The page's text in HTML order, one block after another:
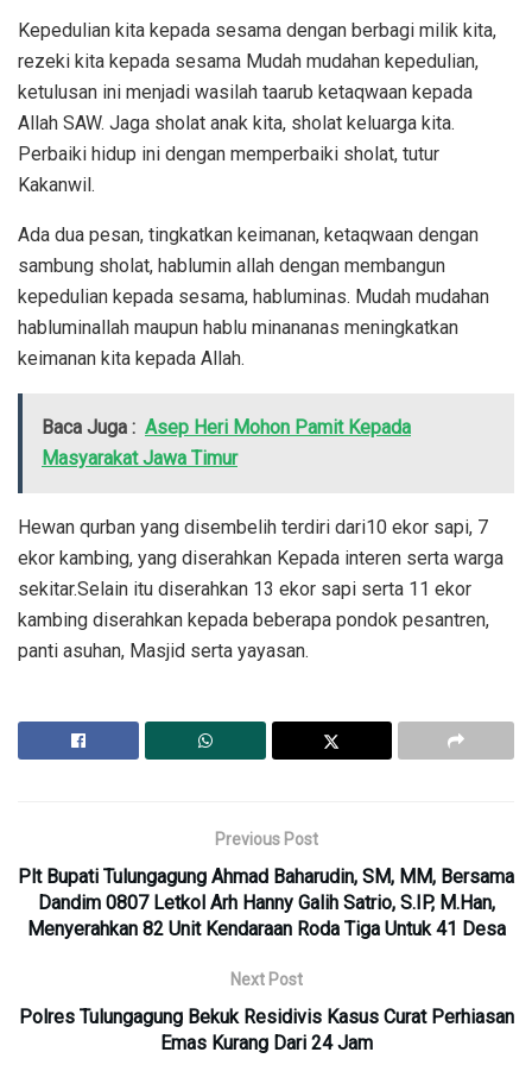
Kepedulian kita kepada sesama dengan berbagi milik kita,
rezeki kita kepada sesama Mudah mudahan kepedulian,
ketulusan ini menjadi wasilah taarub ketaqwaan kepada
Allah SAW. Jaga sholat anak kita, sholat keluarga kita.
Perbaiki hidup ini dengan memperbaiki sholat, tutur
Kakanwil.
Ada dua pesan, tingkatkan keimanan, ketaqwaan dengan
sambung sholat, hablumin allah dengan membangun
kepedulian kepada sesama, habluminas. Mudah mudahan
habluminallah maupun hablu minananas meningkatkan
keimanan kita kepada Allah.
Baca Juga : Asep Heri Mohon Pamit Kepada
Masyarakat Jawa Timur
Hewan qurban yang disembelih terdiri dari10 ekor sapi, 7
ekor kambing, yang diserahkan Kepada interen serta warga
sekitar.Selain itu diserahkan 13 ekor sapi serta 11 ekor
kambing diserahkan kepada beberapa pondok pesantren,
panti asuhan, Masjid serta yayasan.
Previous Post
Plt Bupati Tulungagung Ahmad Baharudin, SM, MM, Bersama
Dandim 0807 Letkol Arh Hanny Galih Satrio, S.IP, M.Han,
Menyerahkan 82 Unit Kendaraan Roda Tiga Untuk 41 Desa
Next Post
Polres Tulungagung Bekuk Residivis Kasus Curat Perhiasan
Emas Kurang Dari 24 Jam